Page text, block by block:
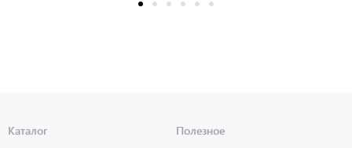
Каталог
Полезное